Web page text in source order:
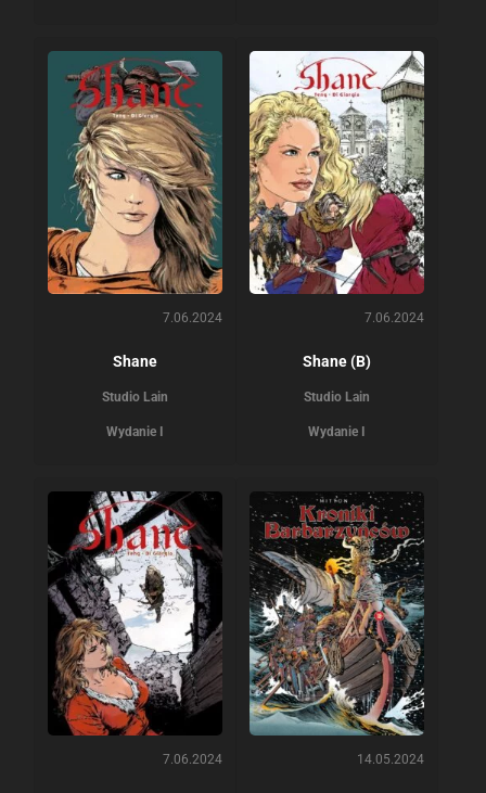
7.06.2024
Shane
Studio Lain
Wydanie I
7.06.2024
Shane (B)
Studio Lain
Wydanie I
7.06.2024 14.05.2024